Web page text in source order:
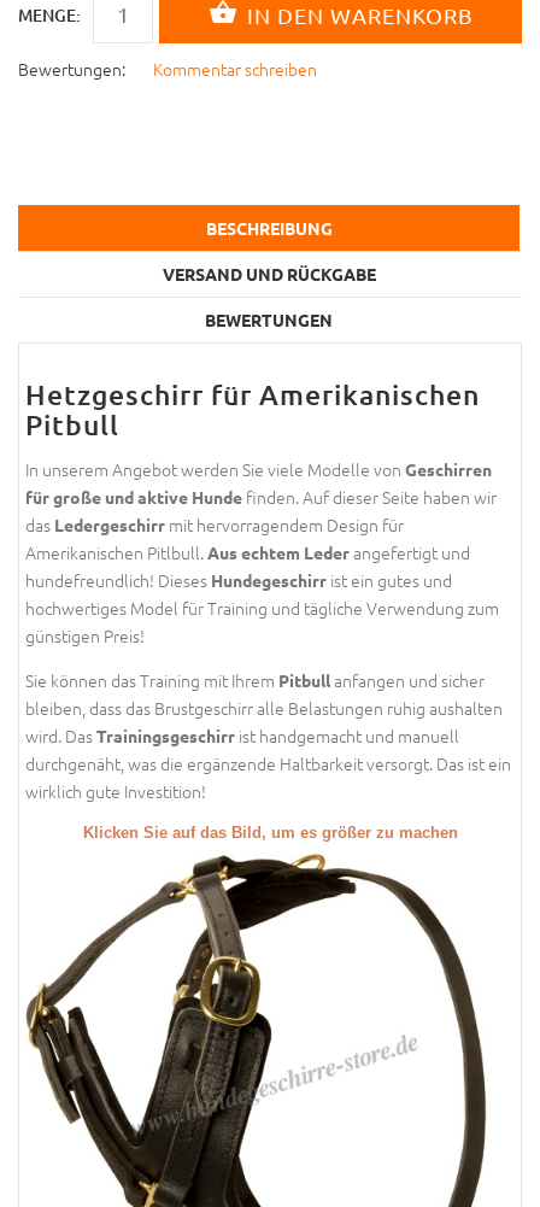
MENGE:
Bewertungen: Kommentar schreiben
BESCHREIBUNG
VERSAND UND RÜCKGABE
BEWERTUNGEN
Hetzgeschirr für Amerikanischen
Pitbull
In unserem Angebot werden Sie viele Modelle von Geschirren
für große und aktive Hunde finden. Auf dieser Seite haben wir
das Ledergeschirr mit hervorragendem Design für
Amerikanischen Pitlbull.Aus echtem Lederangefertigt und
hundefreundlich! Dieses Hundegeschirr ist ein gutes und
hochwertiges Model für Training und tägliche Verwendung zum
günstigen Preis!
Sie können das Training mit Ihrem Pitbullanfangen und sicher
bleiben, dass das Brustgeschirr alle Belastungen ruhig aushalten
wird. DasTrainingsgeschirr ist handgemacht und manuell
durchgenäht, was die ergänzende Haltbarkeit versorgt. Das ist ein
wirklich gute Investition!
Klicken Sie auf das Bild, um es größer zu machen